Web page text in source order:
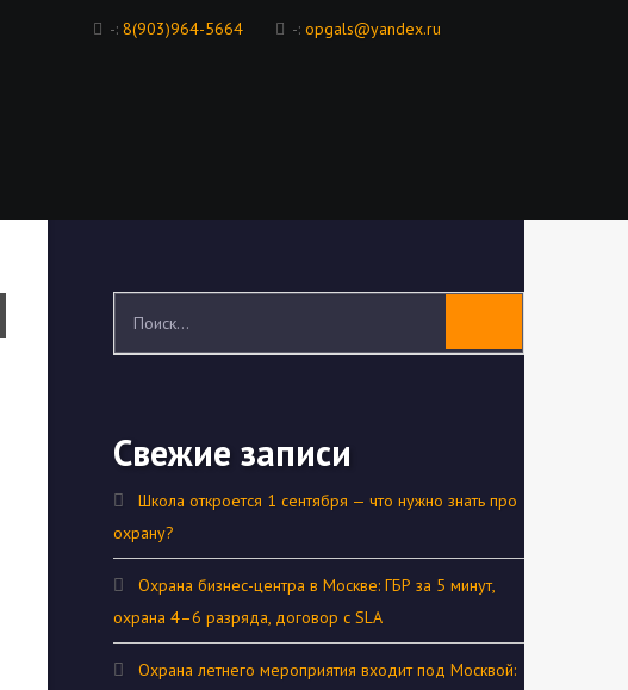
-: 8(903)964-5664 -: opgals@yandex.ru
Свежие записи
Школа откроется 1 сентября — что нужно знать про
охрану?
Охрана бизнес-центра в Москве: ГБР за 5 минут,
охрана 4–6 разряда, договор с SLA
Охрана летнего мероприятия входит под Москвой: